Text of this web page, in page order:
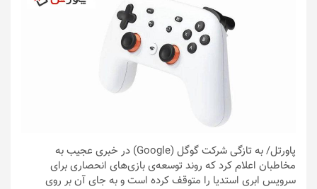
پاورتل
/ به تازگی شرکت گوگل (Google) در خبری عجیب به
مخاطبان اعلام کرد که روند توسعه‌ی بازی‌های انحصاری برای
سرویس ابری استدیا را متوقف کرده است و به جای آن بر روی